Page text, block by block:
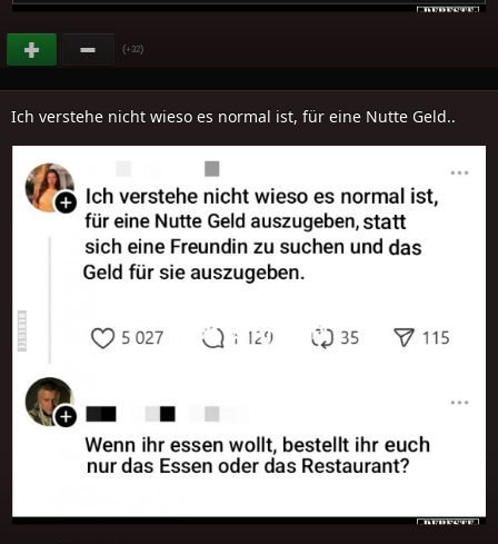
(+32)
Ich verstehe nicht wieso es normal ist, für eine Nutte Geld..